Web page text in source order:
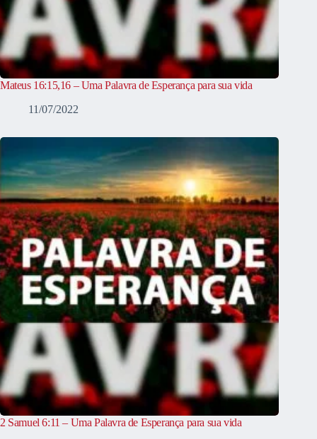
Mateus 16:15,16 – Uma Palavra de Esperança para sua vida
11/07/2022
2 Samuel 6:11 – Uma Palavra de Esperança para sua vida